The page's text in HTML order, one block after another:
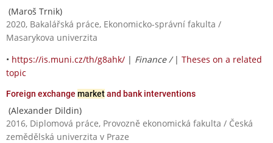
(Maroš Trnik)
2020, Bakalářská práce, Ekonomicko-správní fakulta /
Masarykova univerzita
• https://is.muni.cz/th/g8ahk/ | Finance / | Theses on a related
topic
Foreign exchange marketand bank interventions
(Alexander Dildin)
2016, Diplomová práce, Provozně ekonomická fakulta / Česká
zemědělská univerzita v Praze